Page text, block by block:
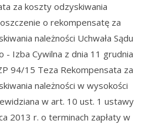
za koszty odzyskiwania
o rekompensatę za
należności Uchwała Sądu
- Izba Cywilna z dnia 11 grudnia
94/15 Teza Rekompensata za
należności w wysokości
w art. 10 ust. 1 ustawy
2013 r. o terminach zapłaty w